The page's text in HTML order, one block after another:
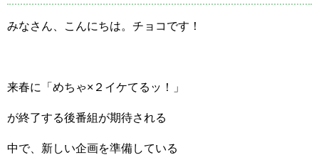
みなさん、こんにちは。チョコです！
来春に「めちゃ×２イケてるッ！」
が終了する後番組が期待される
中で、新しい企画を準備している